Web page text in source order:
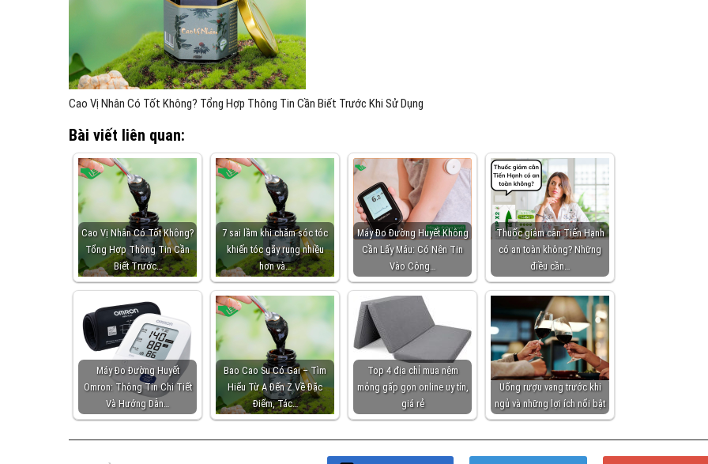
Cao Vị Nhân Có Tốt Không? Tổng Hợp Thông Tin Cần Biết Trước Khi Sử Dụng
Bài viết liên quan:
Cao Vị Nhân Có Tốt Không?
Tổng Hợp Thông Tin Cần
Biết Trước…
7 sai lầm khi chăm sóc tóc
khiến tóc gãy rụng nhiều
hơn và…
Máy Đo Đường Huyết Không
Cần Lấy Máu: Có Nên Tin
Vào Công…
Thuốc giảm cân Tiến Hạnh
có an toàn không? Những
điều cần…
Máy Đo Đường Huyết
Omron: Thông Tin Chi Tiết
Và Hướng Dẫn…
Bao Cao Su Có Gai – Tìm
Hiểu Từ A Đến Z Về Đặc
Điểm, Tác…
Top 4 địa chỉ mua nệm
mỏng gấp gọn online uy tín,
giá rẻ
Uống rượu vang trước khi
ngủ và những lợi ích nổi bật